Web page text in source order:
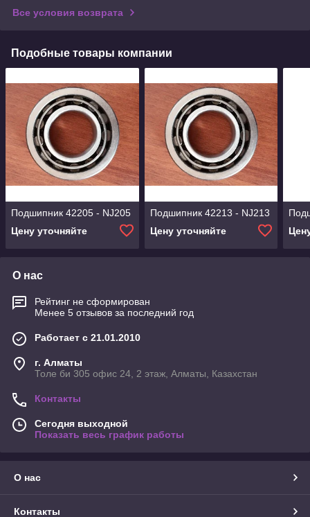
Все условия возврата
Подобные товары компании
Подшипник 42205 - NJ205
Цену уточняйте
Подшипник 42213 - NJ213
Цену уточняйте
О нас
Рейтинг не сформирован
Менее 5 отзывов за последний год
Работает с 21.01.2010
г. Алматы
Толе би 305 офис 24, 2 этаж, Алматы, Казахстан
Контакты
Сегодня выходной
Показать весь график работы
О нас
Контакты